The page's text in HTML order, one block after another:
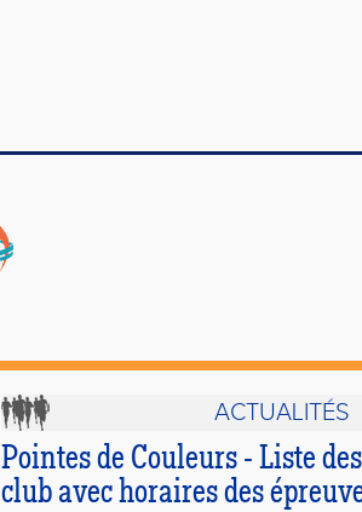
ACTUALITÉS
Pointes de Couleurs - Liste
club avec horaires des